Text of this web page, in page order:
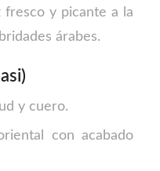
fresco y picante a la
árabes.
y cuero.
con acabado